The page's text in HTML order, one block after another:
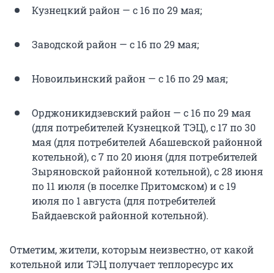
Кузнецкий район — с 16 по 29 мая;
Заводской район — с 16 по 29 мая;
Новоильинский район — с 16 по 29 мая;
Орджоникидзевский район — с 16 по 29 мая
(для потребителей Кузнецкой ТЭЦ), с 17 по 30
мая (для потребителей Абашевской районной
котельной), с 7 по 20 июня (для потребителей
Зыряновской районной котельной), с 28 июня
по 11 июля (в поселке Притомском) и с 19
июля по 1 августа (для потребителей
Байдаевской районной котельной).
Отметим, жители, которым неизвестно, от какой
котельной или ТЭЦ получает теплоресурс их